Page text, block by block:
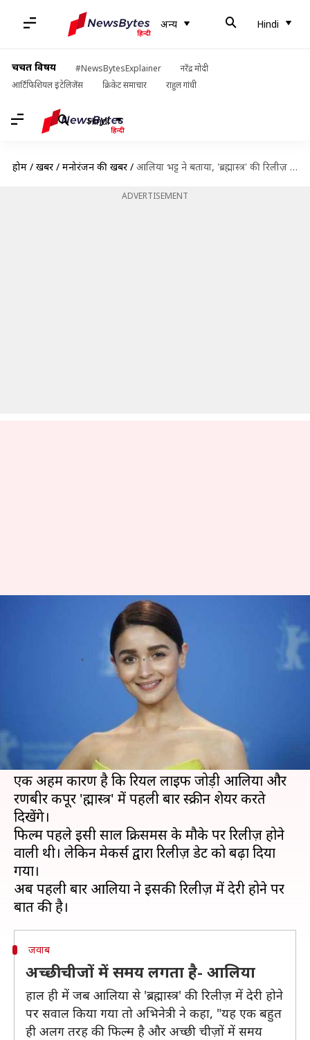
अन्य Hindi
चर्चित विषय #NewsBytesExplainer
नरेंद्र मोदी
आर्टिफिशियल इंटेलिजेंस
क्रिकेट समाचार राहुल गांधी
Hindi
होम / खबरें / मनोरंजन की खबरें / आलिया भट्ट ने बताया, 'ब्रह्मास्त्र' की रिलीज़ में क्यों हो रही देरी
ADVERTISEMENT
आलिया भट्ट ने बताया, 'ब्रह्मास्त्र' की
रिलीज़ में क्यों हो रही देरी
Dec 05, 2019 12:42 pm
आलिया भट्ट इस समय अपनी आने वाली बॉलीवुड फिल्म
'ब्रह्मास्त्र' की शूटिंग कर रही हैं।
फैन्स इस फिल्म के लिए काफी ज्यादा उत्साहित हैं। इसका
एक अहम कारण है कि रियल लाइफ जोड़ी आलिया और
रणबीर कपूर 'ब्रह्मास्त्र' में पहली बार स्क्रीन शेयर करते
दिखेंगे।
फिल्म पहले इसी साल क्रिसमस के मौके पर रिलीज़ होने
वाली थी। लेकिन मेकर्स द्वारा रिलीज़ डेट को बढ़ा दिया
गया।
अब पहली बार आलिया ने इसकी रिलीज़ में देरी होने पर
जवाब
अच्छी चीजों में समय लगता है- आलिया
हाल ही में जब आलिया से 'ब्रह्मास्त्र' की रिलीज़ में देरी होने
पर सवाल किया गया तो अभिनेत्री ने कहा, "यह एक बहुत
ही अलग तरह की फिल्म है और अच्छी चीज़ों में समय